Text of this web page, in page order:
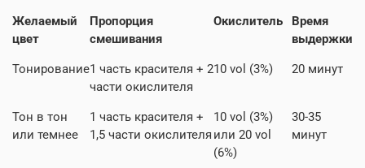
Желаемый
цвет
Пропорция
смешивания
Окислитель
Время
выдержки
Тонирование1 часть красителя + 2
части окислителя
10 vol (3%) 20 минут
Тон в тон
или темнее
1 часть красителя +
1,5 части окислителя
10 vol (3%)
или 20 vol
(6%)
30-35
минут